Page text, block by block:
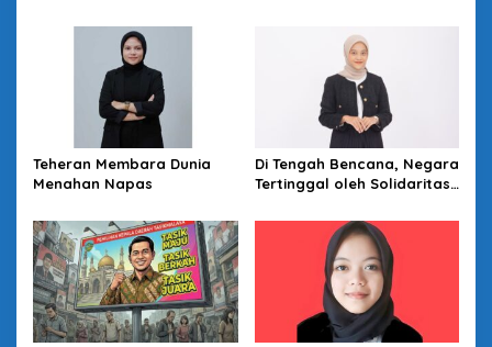
Teheran Membara Dunia
Menahan Napas
Di Tengah Bencana, Negara
Tertinggal oleh Solidaritas